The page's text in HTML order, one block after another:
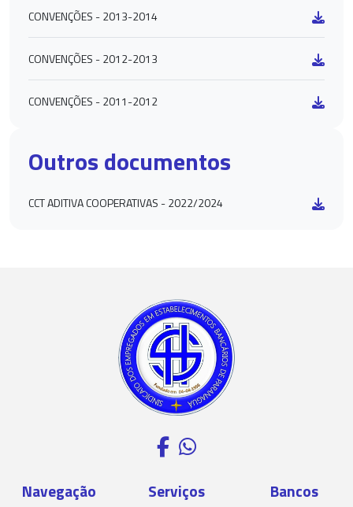
CONVENÇÕES - 2013-2014
CONVENÇÕES - 2012-2013
CONVENÇÕES - 2011-2012
Outros documentos
CCT ADITIVA COOPERATIVAS - 2022/2024
Navegação Serviços Bancos